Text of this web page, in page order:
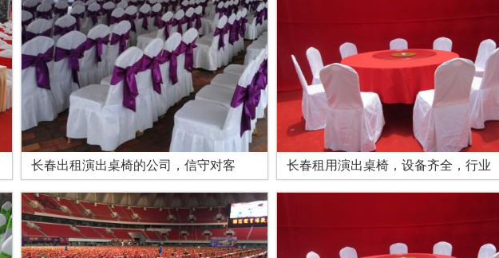
长春出租演出桌椅的公司，信守对客 长春租用演出桌椅，设备齐全，行业